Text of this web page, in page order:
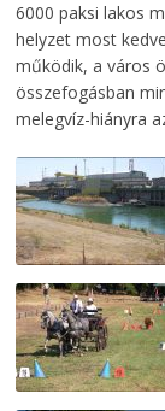
6000 paksi lakos
helyzet most
működik, a város
összefogásban
melegvíz-hiányra